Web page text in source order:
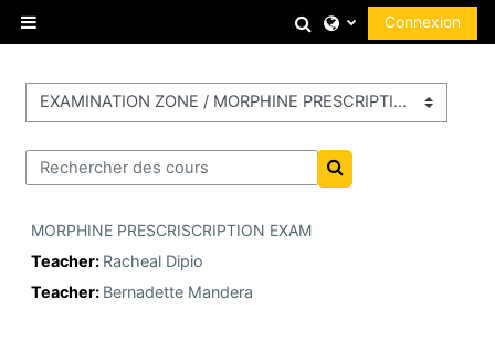
Passer au contenu principal
Panneau latéral
Activer/Connexion
Catégories de cours
Rechercher des cours
Rechercher des
MORPHINE PRESCRISCRIPTION EXAM
Teacher: Racheal Dipio
Teacher: Bernadette Mandera